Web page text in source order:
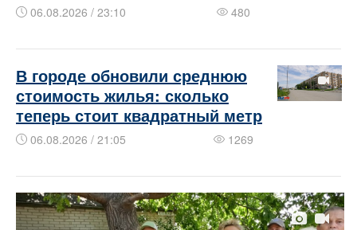
06.08.2026 / 23:10 480
В городе обновили среднюю
стоимость жилья: сколько
теперь стоит квадратный метр
06.08.2026 / 21:05 1269